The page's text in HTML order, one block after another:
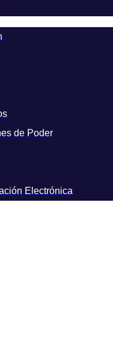
de Poder
Electrónica